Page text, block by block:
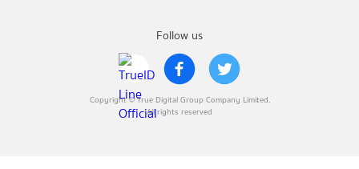
Follow us
Copyright © True Digital Group Company Limited.
All rights reserved